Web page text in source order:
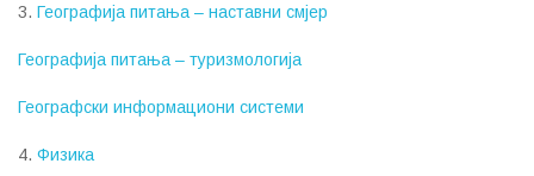
3. Географија питања – наставни смјер
Географија питања – туризмологија
Географски информациони системи
4. Физика